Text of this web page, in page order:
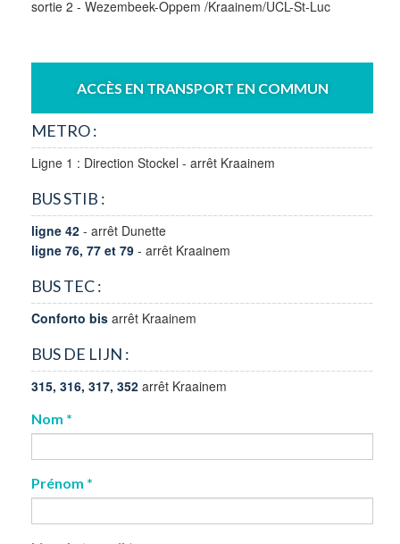
sortie 2 - Wezembeek-Oppem /Kraainem/UCL-St-Luc
ACCÈS EN TRANSPORT EN COMMUN
METRO :
Ligne 1 : Direction Stockel - arrêt Kraainem
BUS STIB :
ligne 42 - arrêt Dunette
ligne 76, 77 et 79 - arrêt Kraainem
BUS TEC :
Conforto bis arrêt Kraainem
BUS DE LIJN :
315, 316, 317, 352 arrêt Kraainem
Nom *
Prénom *